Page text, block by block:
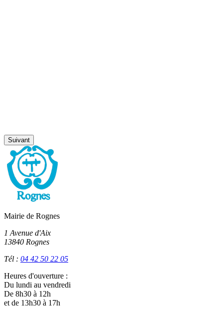
Suivant
Mairie de Rognes
1 Avenue d'Aix
13840 Rognes
Tél : 04 42 50 22 05
Heures d'ouverture :
Du lundi au vendredi
De 8h30 à 12h
et de 13h30 à 17h